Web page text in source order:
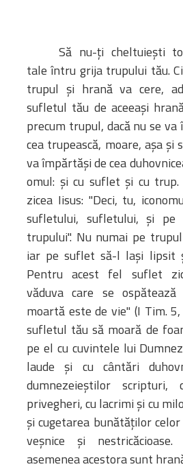
Să nu-ţi cheltuieşti
tale întru grija trupului tău.
trupul şi hrană va cere,
sufletul tău de aceeaşi
precum trupul, dacă nu se
cea trupească, moare, aşa şi
va împărtăşi de cea
omul: şi cu suflet şi cu
zicea Iisus: "Deci, tu,
sufletului, sufletului, şi pe
trupului". Nu numai pe
iar pe suflet să-l laşi lipsit
Pentru acest fel suflet
văduva care se
moartă este de vie" (I Tim.
sufletul tău să moară de
pe el cu cuvintele lui
laude şi cu cântări
dumnezeieştilor
privegheri, cu lacrimi şi cu
şi cugetarea bunătăţilor
veşnice şi
asemenea acestora sunt